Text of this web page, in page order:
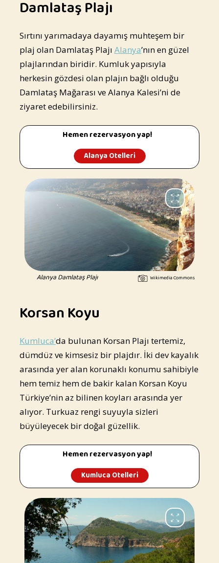
Damlataş Plajı
Sırtını yarımadaya dayamış muhteşem bir
plaj olan Damlataş Plajı Alanya’nın en güzel
plajlarından biridir. Kumluk yapısıyla
herkesin gözdesi olan plajın bağlı olduğu
Damlataş Mağarası ve Alanya Kalesi’ni de
ziyaret edebilirsiniz.
Hemen rezervasyon yap!
Alanya Otelleri
Alanya Damlataş Plajı Wikimedia Commons
Korsan Koyu
Kumluca’da bulunan Korsan Plajı tertemiz,
dümdüz ve kimsesiz bir plajdır. İki dev kayalık
arasında yer alan korunaklı konumu sahibiyle
hem temiz hem de bakir kalan Korsan Koyu
Türkiye’nin az bilinen koyları arasında yer
alıyor. Turkuaz rengi suyuyla sizleri
büyüleyecek bir doğal güzellik.
Hemen rezervasyon yap!
Kumluca Otelleri